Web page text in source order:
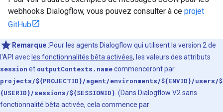
webhooks Dialogflow, vous pouvez consulter à ce projet
GitHub
.
Remarque :Pour les agents Dialogflow qui utilisent la version 2 de
l'API avec les fonctionnalités bêta activées, les valeurs des attributs
session et outputContexts.namecommenceront par
projects/${PROJECTID}/agent/environments/${ENVID}/users/$
{USERID}/sessions/${SESSIONID} . (Dans Dialogflow V2 sans
fonctionnalité bêta activée, cela commence par